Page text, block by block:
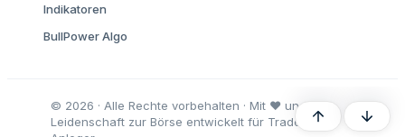
Indikatoren
BullPower Algo
© 2026 · Alle Rechte vorbehalten · Mit ♥ und
Leidenschaft zur Börse entwickelt für Trader undOben Unten